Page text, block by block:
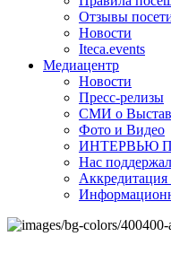
Отзывы
Новости
Iteca.events
Медиацентр
Новости
Пресс-релизы
СМИ о
Фото и Видео
ИНТЕРВЬЮ
Нас